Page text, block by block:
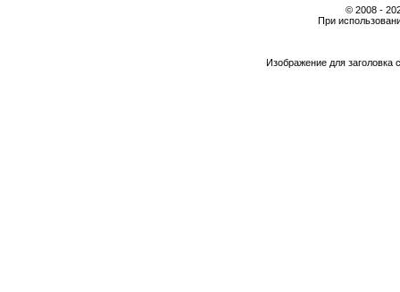
© 2008 -
При
Изображение для